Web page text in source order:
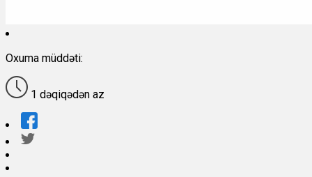
Oxuma müddəti:
1 dəqiqədən az